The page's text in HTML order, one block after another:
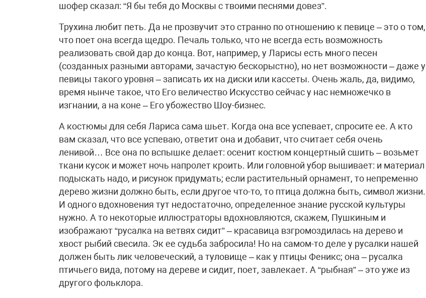
шофер сказал: “Я бы тебя до Москвы с твоими песнями довез”.
Трухина любит петь. Да не прозвучит это странно по отношению к певице – это о том,
что поет она всегда щедро. Печаль только, что не всегда есть возможность
реализовать свой дар до конца. Вот, например, у Ларисы есть много песен
(созданных разными авторами, зачастую бескорыстно), но нет возможности – даже у
певицы такого уровня – записать их на диски или кассеты. Очень жаль, да, видимо,
время нынче такое, что Его величество Искусство сейчас у нас немножечко в
изгнании, а на коне – Его убожество Шоу-бизнес.
А костюмы для себя Лариса сама шьет. Когда она все успевает, спросите ее. А кто
вам сказал, что все успеваю, ответит она и добавит, что считает себя очень
ленивой… Все она по вспышке делает: осенит костюм концертный сшить – возьмет
ткани кусок и может ночь напролет кроить. Или головной убор вышивает: и материал
подыскать надо, и рисунок придумать; если растительный орнамент, то непременно
дерево жизни должно быть, если другое что-то, то птица должна быть, символ жизни.
И одного вдохновения тут недостаточно, определенное знание русской культуры
нужно. А то некоторые иллюстраторы вдохновляются, скажем, Пушкиным и
изображают “русалка на ветвях сидит” – красавица взгромоздилась на дерево и
хвост рыбий свесила. Эк ее судьба забросила! Но на самом-то деле у русалки нашей
должен быть лик человеческий, а туловище – как у птицы Феникс; она – русалка
птичьего вида, потому на дереве и сидит, поет, завлекает. А “рыбная” – это уже из
другого фольклора.